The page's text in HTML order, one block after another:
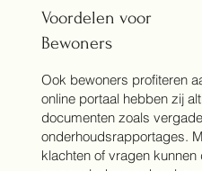
Voordelen voor
Bewoners
Ook bewoners profiteren
online portaal hebben zij
documenten zoals
onderhoudsrapportages.
klachten of vragen